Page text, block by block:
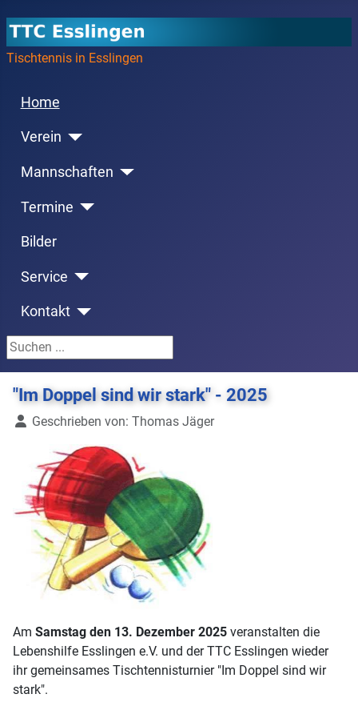
Tischtennis in Esslingen
Home
Verein
Mannschaften
Termine
Bilder
Service
Kontakt
Suchen ...
"Im Doppel sind wir stark" - 2025
DetailsGeschrieben von: Thomas Jäger
Am Samstag den 13. Dezember 2025 veranstalten die
Lebenshilfe Esslingen e.V. und der TTC Esslingen wieder
ihr gemeinsames Tischtennisturnier "Im Doppel sind wir
stark".